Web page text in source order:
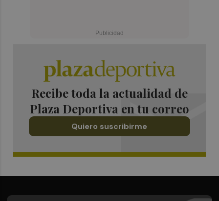
Recibe toda la actualidad de
Plaza Deportiva en tu correo
Quiero suscribirme